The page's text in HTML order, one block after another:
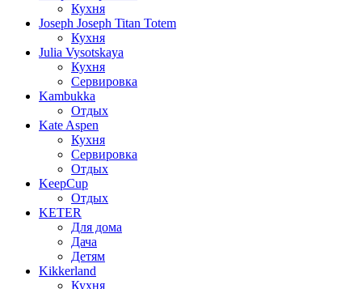
Кухня
Joseph Joseph Titan Totem
Кухня
Julia Vysotskaya
Кухня
Сервировка
Kambukka
Отдых
Kate Aspen
Кухня
Сервировка
Отдых
KeepCup
Отдых
KETER
Для дома
Дача
Детям
Kikkerland
Кухня